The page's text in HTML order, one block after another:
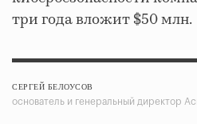
три года вложит $50 млн.
СЕРГЕЙ БЕЛОУСОВ
основатель и генеральный директор